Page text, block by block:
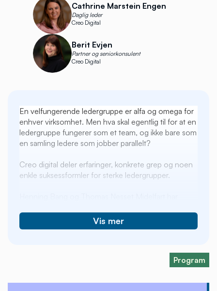
Cathrine Marstein Engen
Daglig leder
Creo Digital
Berit Evjen
Partner og seniorkonsulent
Creo Digital
En velfungerende ledergruppe er alfa og omega for
enhver virksomhet. Men hva skal egentlig til for at en
ledergruppe fungerer som et team, og ikke bare som
en samling ledere som jobber parallelt?
Creo digital deler erfaringer, konkrete grep og noen
enkle suksessformler for sterke ledergrupper.
bidratt vesentlig til forståelsen av ledergrupper i
norske organisasjoner.Sammen har de gitt ut boken
forskningsbaserte innsikten kombinerer vi med egne
organisasjoner.
Vis mer
Program